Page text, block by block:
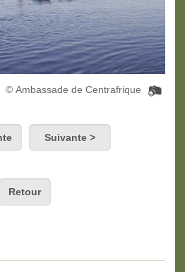
© Ambassade de Centrafrique
Suivante >
Retour